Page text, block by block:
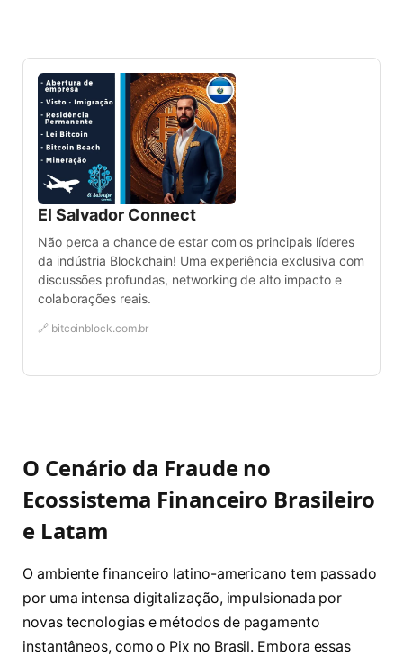
El Salvador Connect
Não perca a chance de estar com os principais líderes
da indústria Blockchain! Uma experiência exclusiva com
discussões profundas, networking de alto impacto e
colaborações reais.
🔗 bitcoinblock.com.br
O Cenário da Fraude no
Ecossistema Financeiro Brasileiro
e Latam
O ambiente financeiro latino-americano tem passado
por uma intensa digitalização, impulsionada por
novas tecnologias e métodos de pagamento
instantâneos, como o Pix no Brasil. Embora essas